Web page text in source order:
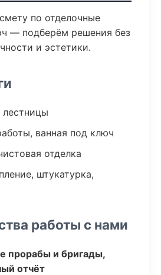
по отделочные
— подберём решения без
и эстетики.
лестницы
ванная под ключ
отделка
штукатурка,
работы с нами
прорабы и бригады,
отчёт